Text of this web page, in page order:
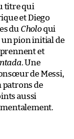
titre qui
et Diego
du Choloqui
un pion initial de
et
. Une
de Messi,
patrons de
aussi